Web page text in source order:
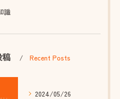
識
稿 Recent Posts
2024/05/26